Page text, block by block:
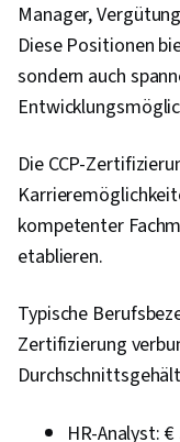
Manager,
Diese Positionen
sondern auch
Die CCP-
kompetenter
etablieren.
Typische
Zertifizierung
HR-Analyst: